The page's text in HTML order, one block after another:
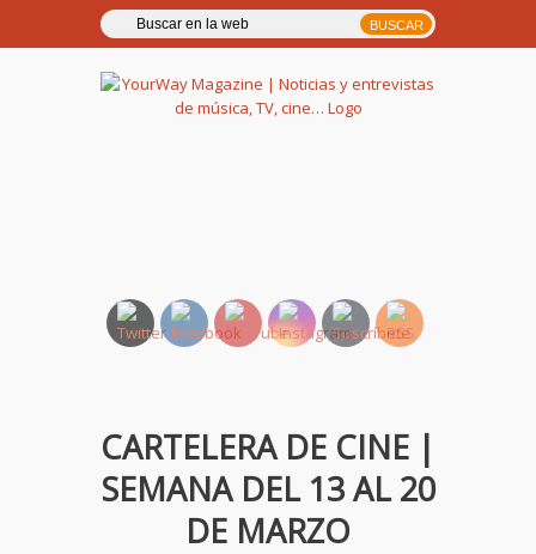
CARTELERA DE CINE |
SEMANA DEL 13 AL 20
DE MARZO